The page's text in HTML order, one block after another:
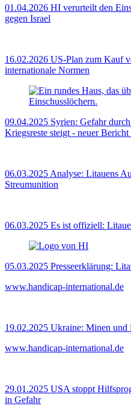
01.04.2026 HI verurteilt den
gegen Israel
16.02.2026 US‑Plan zum Kauf
internationale Normen
09.04.2025 Syrien: Gefahr
Kriegsreste steigt - neuer
06.03.2025Analyse: Litauens
Streumunition
06.03.2025 Es ist offiziell:
05.03.2025 Presseerklärung:
www.handicap-international.de
19.02.2025 Ukraine: Minen und
www.handicap-international.de
29.01.2025 USA stoppt
in Gefahr